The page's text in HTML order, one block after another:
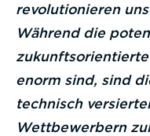
revolutionieren
Während die
enorm sind, sind
technisch
Wettbewerbern